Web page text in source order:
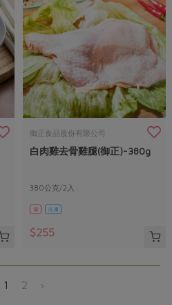
御正食品股份有限公司
白肉雞去骨雞腿(御正)-380g
380公克/2入
葷 冷凍
$255
1 2 ›